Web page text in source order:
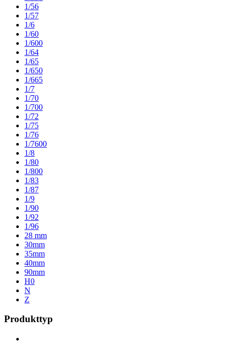
1/56
1/57
1/6
1/60
1/600
1/64
1/65
1/650
1/665
1/7
1/70
1/700
1/72
1/75
1/76
1/7600
1/8
1/80
1/800
1/83
1/87
1/9
1/90
1/92
1/96
28 mm
30mm
35mm
40mm
90mm
H0
N
Z
Produkttyp